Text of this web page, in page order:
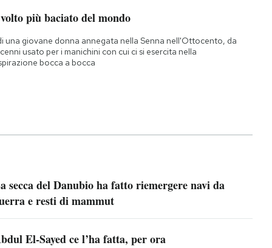
più baciato del mondo
una giovane donna annegata nella Senna nell'Ottocento, da
usato per i manichini con cui ci si esercita nella
bocca a bocca
secca del Danubio ha fatto riemergere navi da
e resti di mammut
El-Sayed ce l’ha fatta, per ora